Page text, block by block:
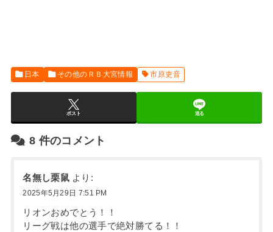
日本 その他のＲＢ大宮情報 市原吏音
ポスト 送る
8 件のコメント
名無し栗鼠 より:
2025年5月29日 7:51 PM
リオンおめでとう！！
リーグ戦は他の選手で絶対勝てる！！